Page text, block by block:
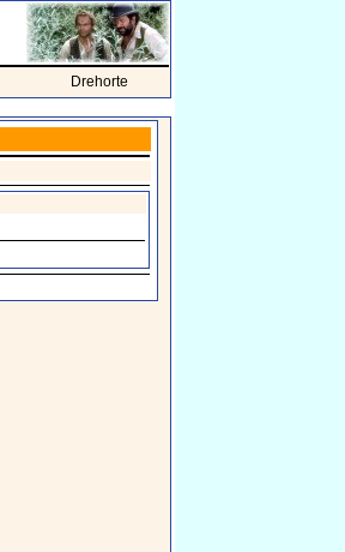
Drehorte